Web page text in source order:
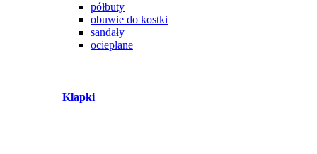
półbuty
obuwie do kostki
sandały
ocieplane
Klapki